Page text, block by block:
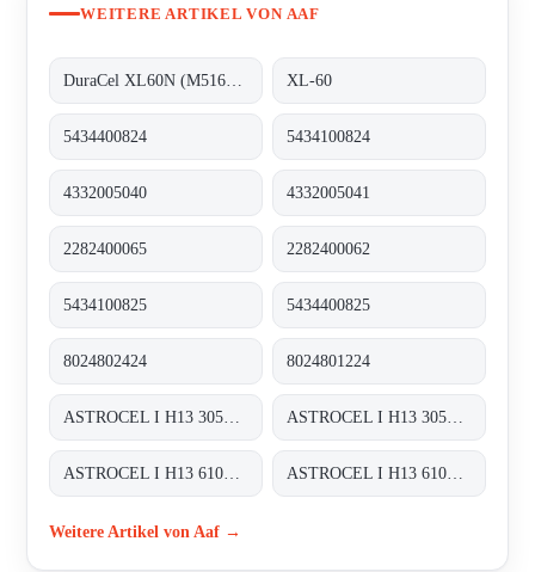
WEITERE ARTIKEL VON AAF
XL-60
5434400824 5434100824
4332005040 4332005041
2282400065 2282400062
5434100825 5434400825
8024802424 8024801224
Weitere Artikel von Aaf →